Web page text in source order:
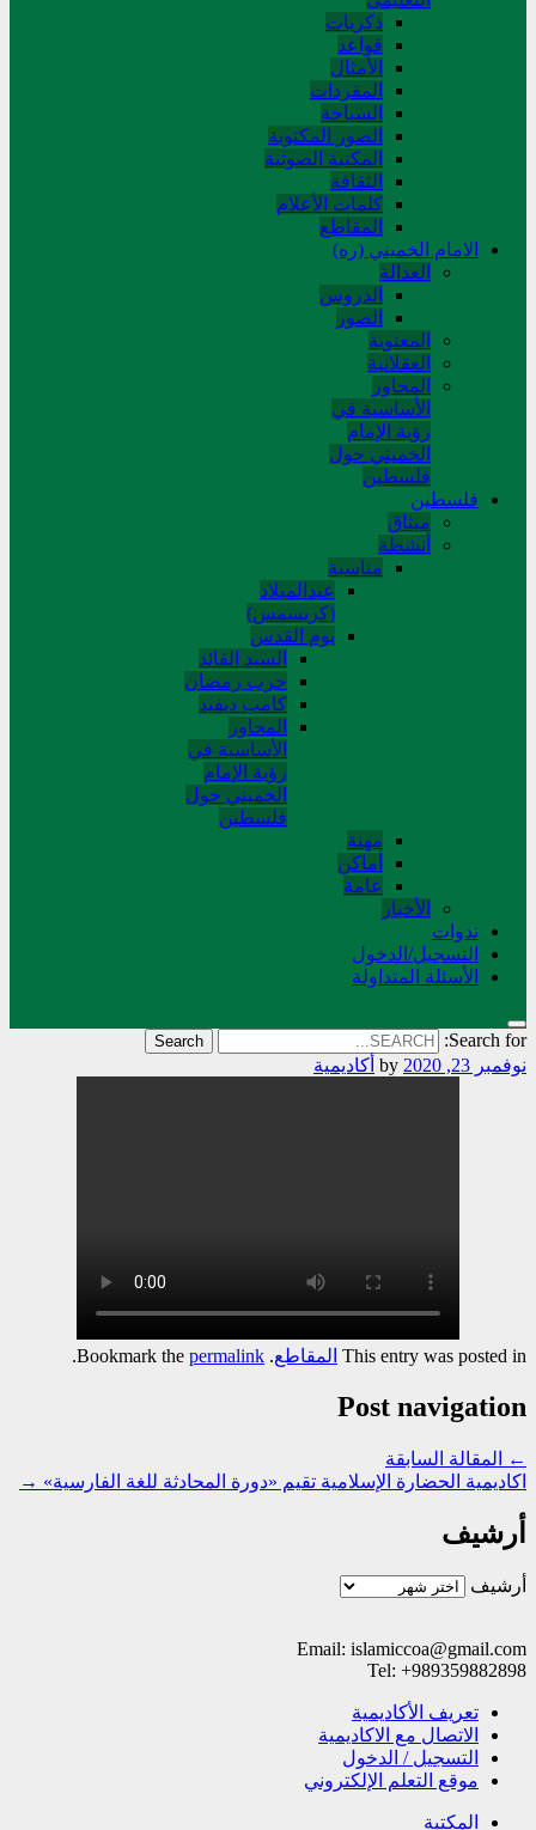
ذکریات
قواعد
الأمثال
المفردات
السیاحة
الصور المکتوبة
المکتبة الصوتیة
الثقافة
کلمات الأعلام
المقاطع
الامام الخميني (ره)
العدالة
الدروس
الصور
المعنوية
العقلانية
المحاور
الأساسیة في
رؤیة الإمام
الخمیني حول
فلسطین
فلسطین
میثاق
أنشطة
مناسبة
عیدالمیلاد
(کریسمس)
یوم القدس
السید القائد
حرب رمضان
کامب دیفید
المحاور
الأساسية في
رؤية الإمام
الخميني حول
فلسطین
مهنة
أماکن
عامة
الأخبار
ندوات
التسجیل/الدخول
الأسئلة المتداولة
Search for:
نوفمبر 23, 2020
أکادیمیة
This entry was posted in المقاطع. Bookmark the
permalink
.
Post navigation
←
المقالة السابقة
اكاديمية الحضارة الإسلامية تقيم «دورة المحادثة للغة الفارسية» →
أرشيف
أرشيف
Email: islamiccoa@gmail.com
Tel: +989359882898
تعریف الأکادیمیة
الاتصال مع الاکادیمیة
التسجیل / الدخول
موقع التعلم الإلکتروني
المکتبة